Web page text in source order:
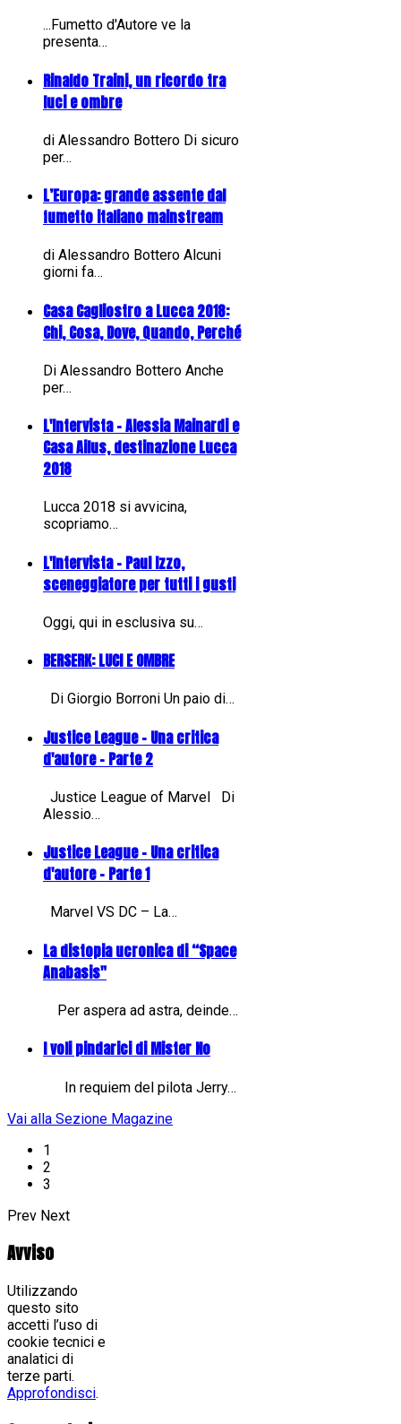
...Fumetto d'Autore ve la
presenta…
Rinaldo Traini, un ricordo tra
luci e ombre
di Alessandro Bottero Di sicuro
per…
L’Europa: grande assente dal
fumetto italiano mainstream
di Alessandro Bottero Alcuni
giorni fa…
Casa Cagliostro a Lucca 2018:
Chi, Cosa, Dove, Quando, Perché
Di Alessandro Bottero Anche
per…
L'Intervista - Alessia Mainardi e
Casa Ailus, destinazione Lucca
2018
Lucca 2018 si avvicina,
scopriamo…
L'Intervista - Paul Izzo,
sceneggiatore per tutti i gusti
Oggi, qui in esclusiva su…
BERSERK: LUCI E OMBRE
Di Giorgio Borroni Un paio di…
Justice League - Una critica
d'autore - Parte 2
Justice League of Marvel Di
Alessio…
Justice League - Una critica
d'autore - Parte 1
Marvel VS DC – La…
La distopia ucronica di “Space
Anabasis"
Per aspera ad astra, deinde…
I voli pindarici di Mister No
In requiem del pilota Jerry…
Vai alla Sezione Magazine
1
2
3
Prev Next
Avviso
Utilizzando
questo sito
accetti l’uso di
cookie tecnici e
analatici di
terze parti.
Approfondisci.